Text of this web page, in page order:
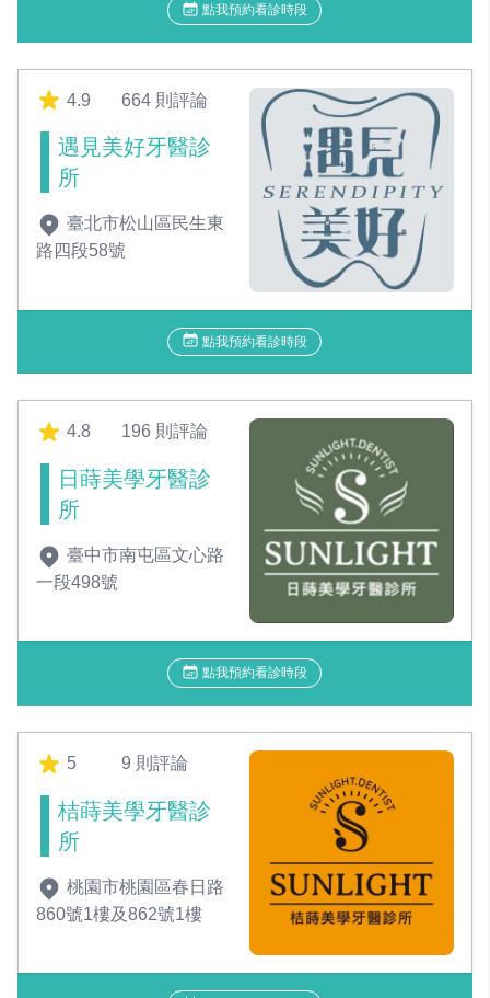
點我預約看診時段
4.9 664 則評論
遇見美好牙醫診
所
臺北市松山區民生東
路四段58號
點我預約看診時段
4.8 196 則評論
日蒔美學牙醫診
所
臺中市南屯區文心路
一段498號
點我預約看診時段
5 9 則評論
桔蒔美學牙醫診
所
桃園市桃園區春日路
860號1樓及862號1樓